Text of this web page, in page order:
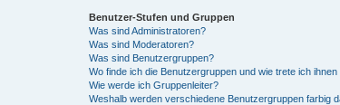
Benutzer-Stufen und Gruppen
Was sind Administratoren?
Was sind Moderatoren?
Was sind Benutzergruppen?
Wo finde ich die Benutzergruppen und wie trete ich ihnen
Wie werde ich Gruppenleiter?
Weshalb werden verschiedene Benutzergruppen farbig